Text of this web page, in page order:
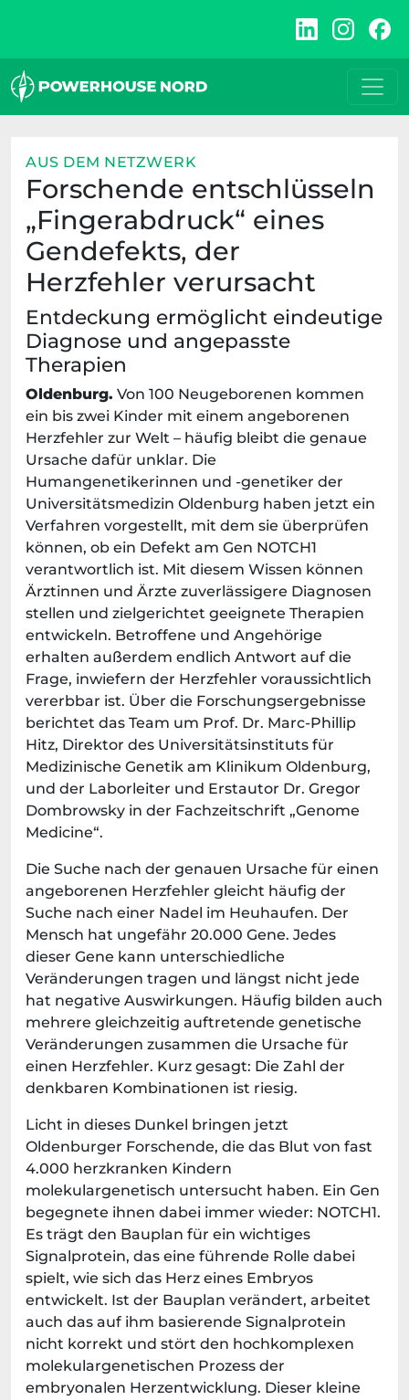
AUS DEM NETZWERK
Forschende entschlüsseln
„Fingerabdruck“ eines
Gendefekts, der
Herzfehler verursacht
Entdeckung ermöglicht eindeutige
Diagnose und angepasste
Therapien
Oldenburg. Von 100 Neugeborenen kommen
ein bis zwei Kinder mit einem angeborenen
Herzfehler zur Welt – häufig bleibt die genaue
Ursache dafür unklar. Die
Humangenetikerinnen und -genetiker der
Universitätsmedizin Oldenburg haben jetzt ein
Verfahren vorgestellt, mit dem sie überprüfen
können, ob ein Defekt am Gen NOTCH1
verantwortlich ist. Mit diesem Wissen können
Ärztinnen und Ärzte zuverlässigere Diagnosen
stellen und zielgerichtet geeignete Therapien
entwickeln. Betroffene und Angehörige
erhalten außerdem endlich Antwort auf die
Frage, inwiefern der Herzfehler voraussichtlich
vererbbar ist. Über die Forschungsergebnisse
berichtet das Team um Prof. Dr. Marc-Phillip
Hitz, Direktor des Universitätsinstituts für
Medizinische Genetik am Klinikum Oldenburg,
und der Laborleiter und Erstautor Dr. Gregor
Dombrowsky in der Fachzeitschrift „Genome
Medicine“.
Die Suche nach der genauen Ursache für einen
angeborenen Herzfehler gleicht häufig der
Suche nach einer Nadel im Heuhaufen. Der
Mensch hat ungefähr 20.000 Gene. Jedes
dieser Gene kann unterschiedliche
Veränderungen tragen und längst nicht jede
hat negative Auswirkungen. Häufig bilden auch
mehrere gleichzeitig auftretende genetische
Veränderungen zusammen die Ursache für
einen Herzfehler. Kurz gesagt: Die Zahl der
denkbaren Kombinationen ist riesig.
Licht in dieses Dunkel bringen jetzt
Oldenburger Forschende, die das Blut von fast
4.000 herzkranken Kindern
molekulargenetisch untersucht haben. Ein Gen
begegnete ihnen dabei immer wieder: NOTCH1.
Es trägt den Bauplan für ein wichtiges
Signalprotein, das eine führende Rolle dabei
spielt, wie sich das Herz eines Embryos
entwickelt. Ist der Bauplan verändert, arbeitet
auch das auf ihm basierende Signalprotein
nicht korrekt und stört den hochkomplexen
molekulargenetischen Prozess der
embryonalen Herzentwicklung. Dieser kleine